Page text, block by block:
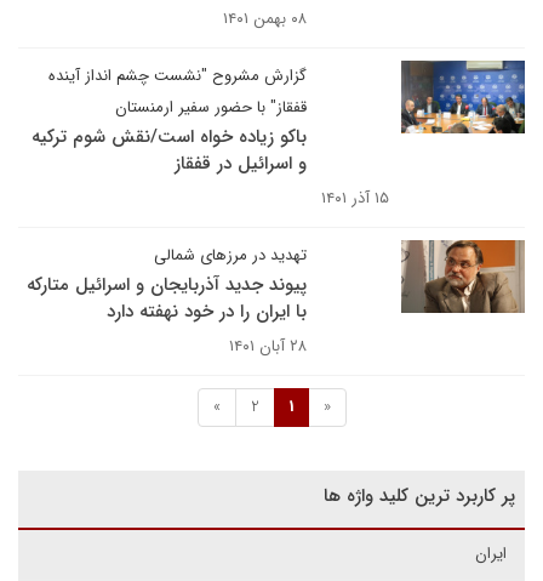
۰۸ بهمن ۱۴۰۱
گزارش مشروح "نشست چشم انداز آینده
قفقاز" با حضور سفیر ارمنستان
باکو زیاده خواه است/نقش شوم ترکیه
و اسرائیل در قفقاز
۱۵ آذر ۱۴۰۱
تهدید در مرزهای شمالی
پیوند جدید آذربایجان و اسرائیل متارکه
با ایران را در خود نهفته دارد
۲۸ آبان ۱۴۰۱
«
1
2
»
پر کاربرد ترین کلید واژه ها
ایران